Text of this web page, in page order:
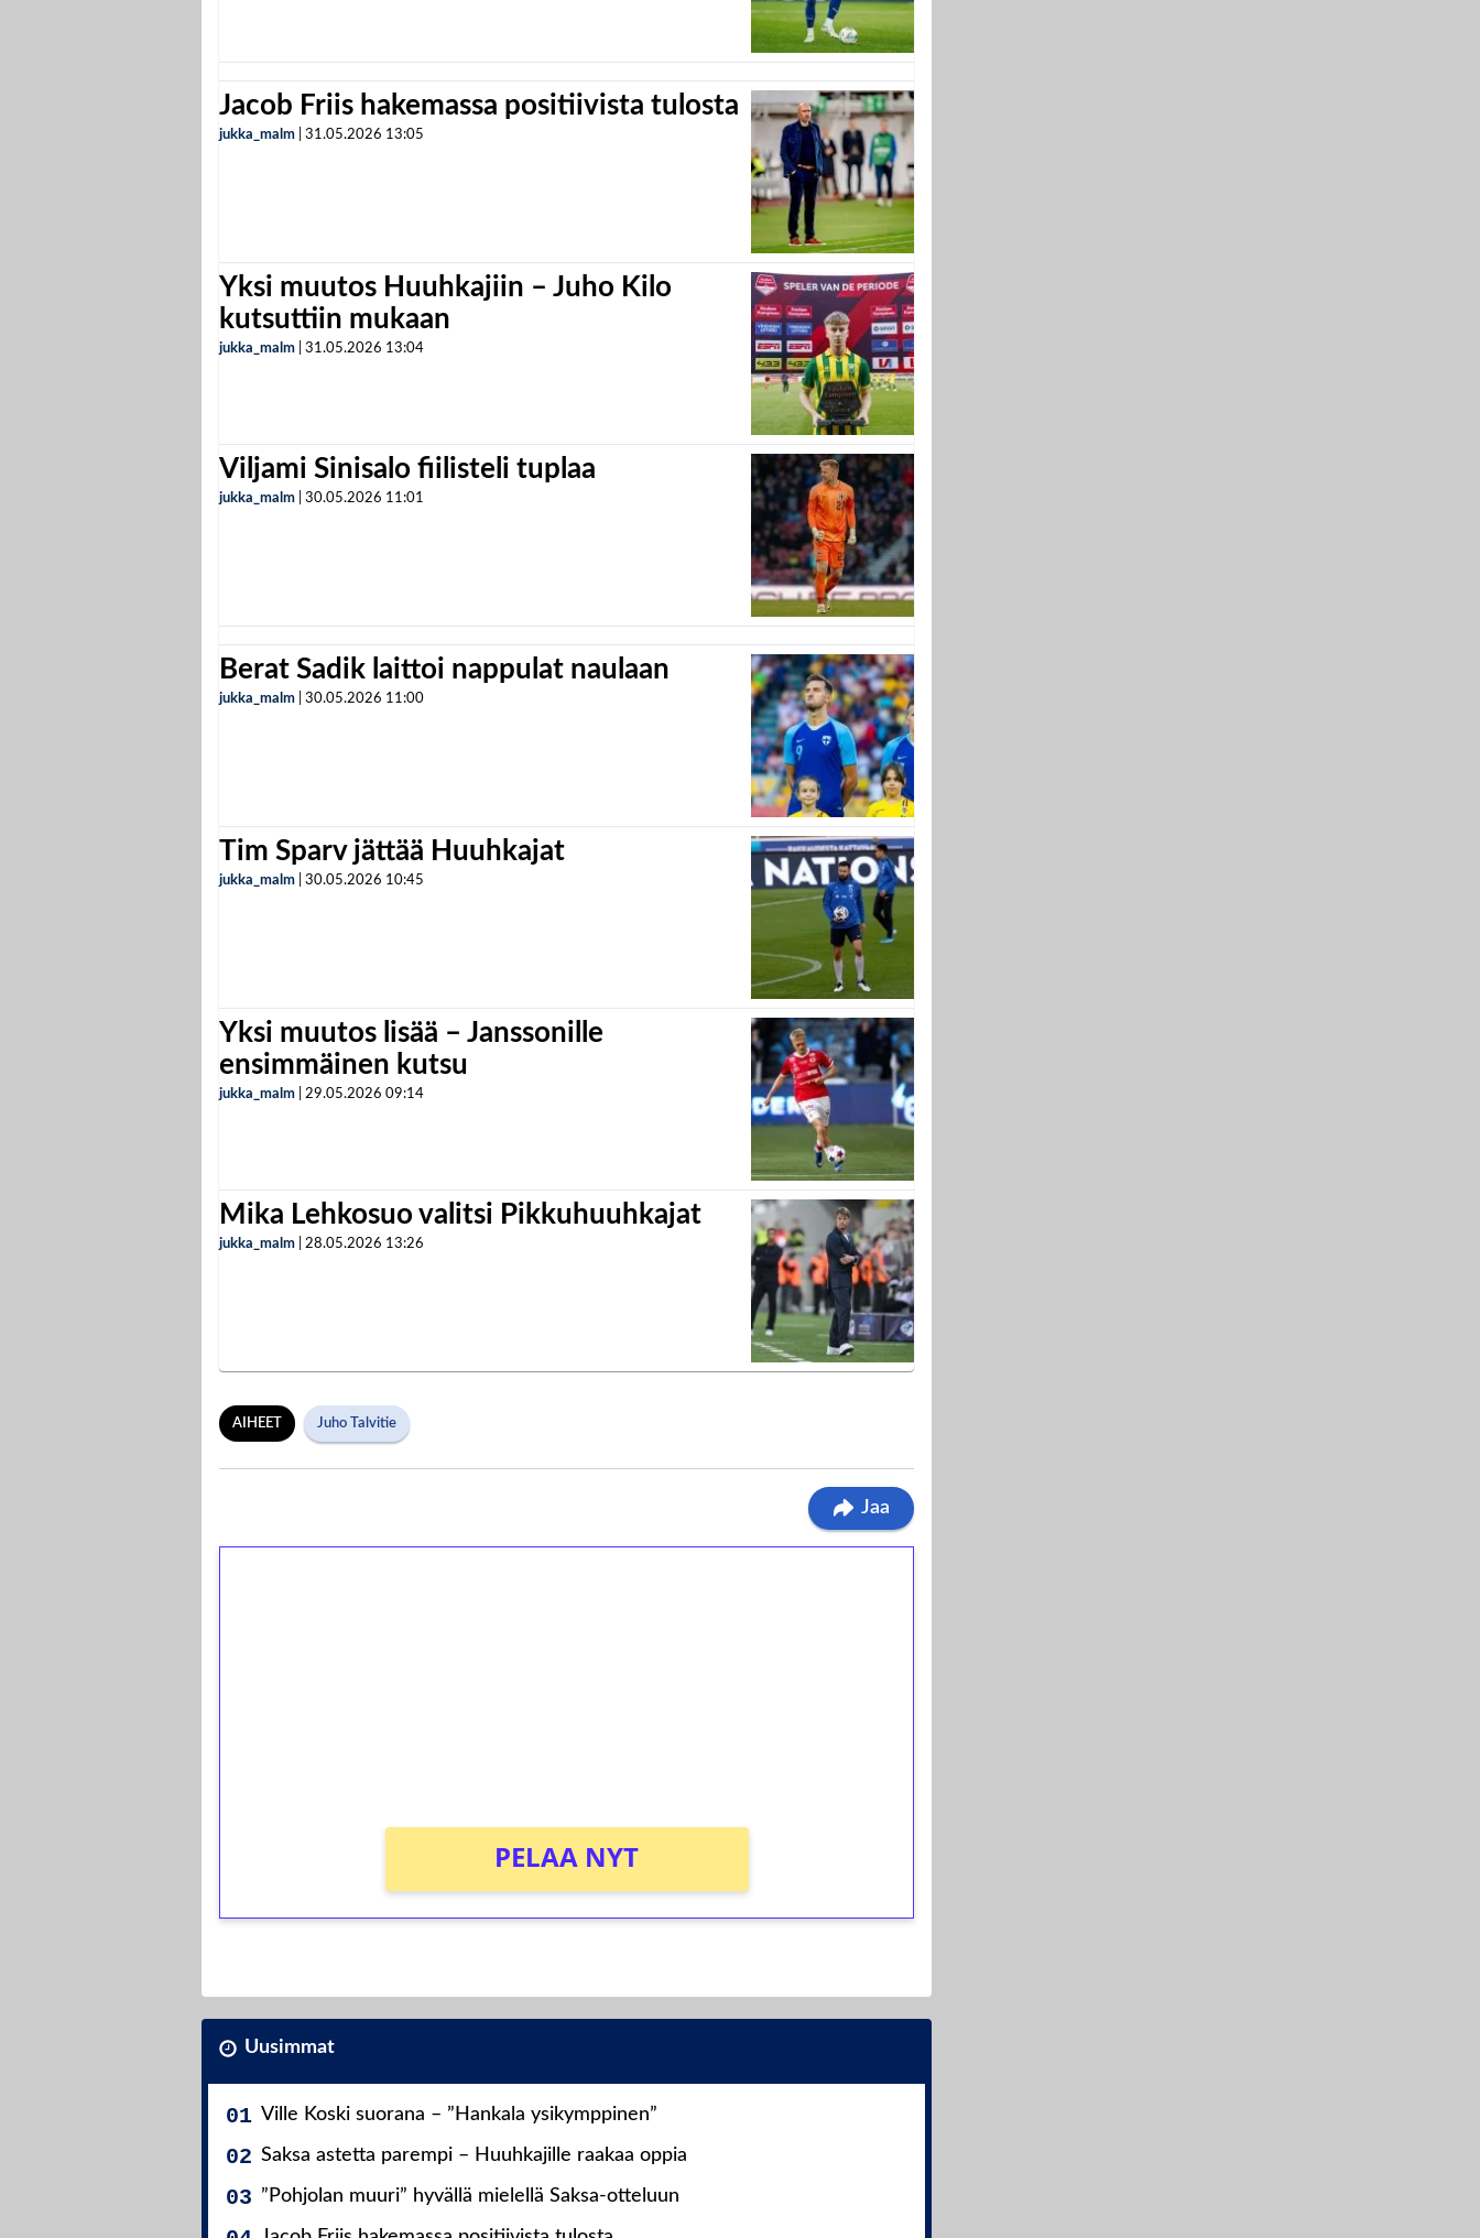
Jacob Friis hakemassa positiivista tulosta
jukka_malm 31.05.2026 13:05
Yksi muutos Huuhkajiin – Juho Kilo
kutsuttiin mukaan
jukka_malm 31.05.2026 13:04
Viljami Sinisalo fiilisteli tuplaa
jukka_malm 30.05.2026 11:01
Berat Sadik laittoi nappulat naulaan
jukka_malm 30.05.2026 11:00
Tim Sparv jättää Huuhkajat
jukka_malm 30.05.2026 10:45
Yksi muutos lisää – Janssonille
ensimmäinen kutsu
jukka_malm 29.05.2026 09:14
Mika Lehkosuo valitsi Pikkuhuuhkajat
jukka_malm 28.05.2026 13:26
AIHEET Juho Talvitie
Jaa
PELAA NYT
Uusimmat
Ville Koski suorana – ”Hankala ysikymppinen”
Saksa astetta parempi – Huuhkajille raakaa oppia
”Pohjolan muuri” hyvällä mielellä Saksa-otteluun